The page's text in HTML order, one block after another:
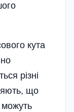
кута
різні
що
можуть